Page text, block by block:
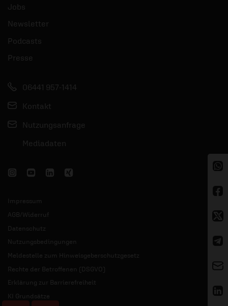
Jobs
Newsletter
Podcasts
Presse
06441 957-1414
Kontakt
Nutzungsanfrage
Mediadaten
Impressum
AGB/Widerruf
Datenschutz
Nutzungsbedingungen
Meldestelle zum Hinweisgeberschutzgesetz
Rechte der Betroffenen (DSGVO)
Erklärung zur Barrierefreiheit
KI Grundsätze